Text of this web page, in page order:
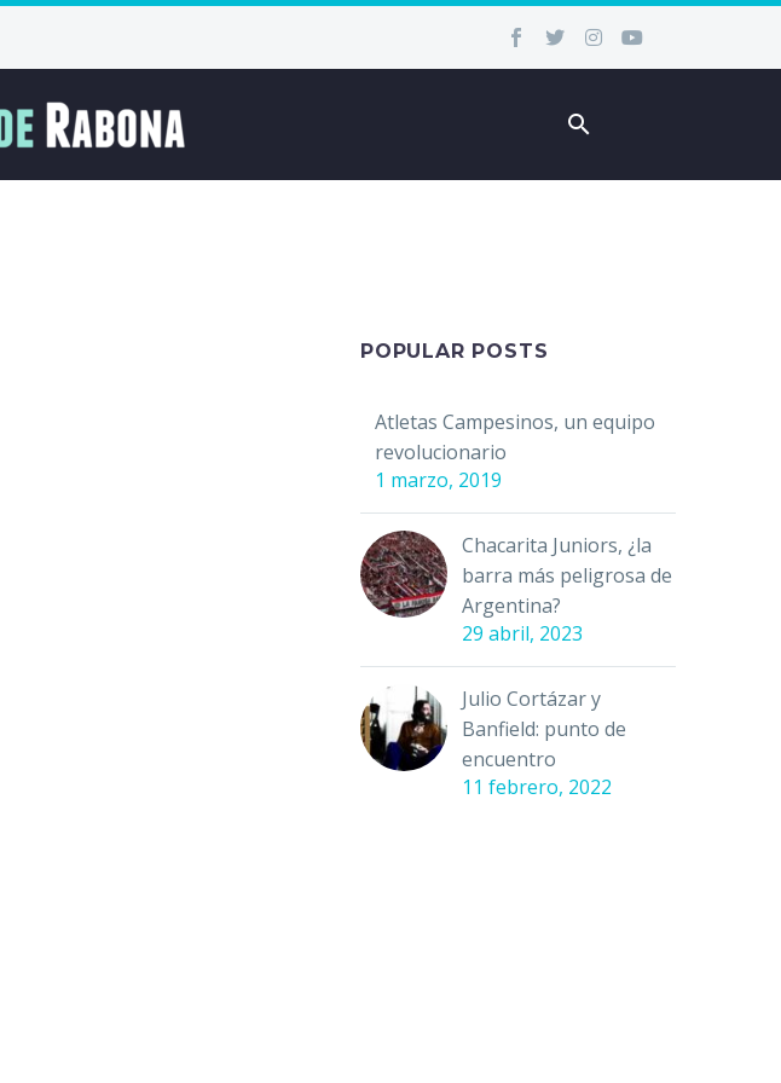
POPULAR POSTS
Atletas Campesinos, un equipo
revolucionario
1 marzo, 2019
Chacarita Juniors, ¿la
barra más peligrosa de
Argentina?
29 abril, 2023
Julio Cortázar y
Banfield: punto de
encuentro
11 febrero, 2022